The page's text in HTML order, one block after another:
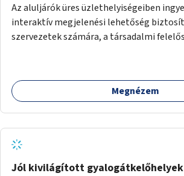
Az aluljárók üres üzlethelyiségeiben
interaktív megjelenési lehetőség
szervezetek számára, a társadalmi
például rajzokkal, kérdésekkel,
vagy akciónapokkal – bérleti és közüzemi
Megnézem
Jól kivilágított